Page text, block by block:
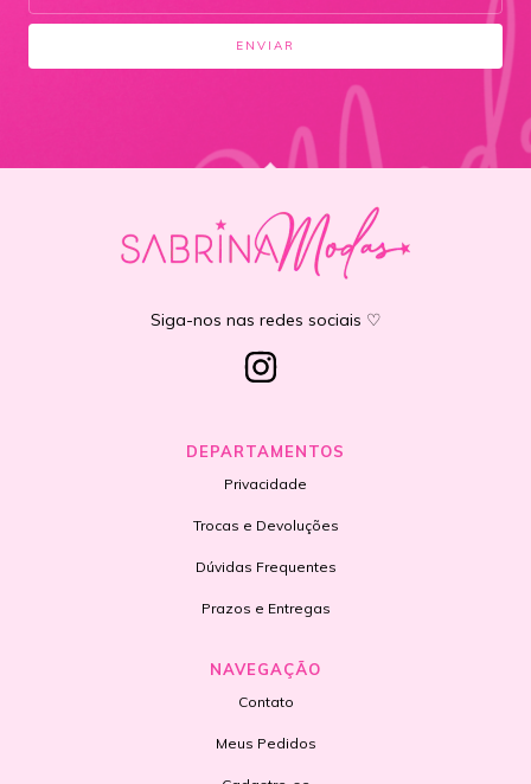
Siga-nos nas redes sociais ♡
DEPARTAMENTOS
Privacidade
Trocas e Devoluções
Dúvidas Frequentes
Prazos e Entregas
NAVEGAÇÃO
Contato
Meus Pedidos